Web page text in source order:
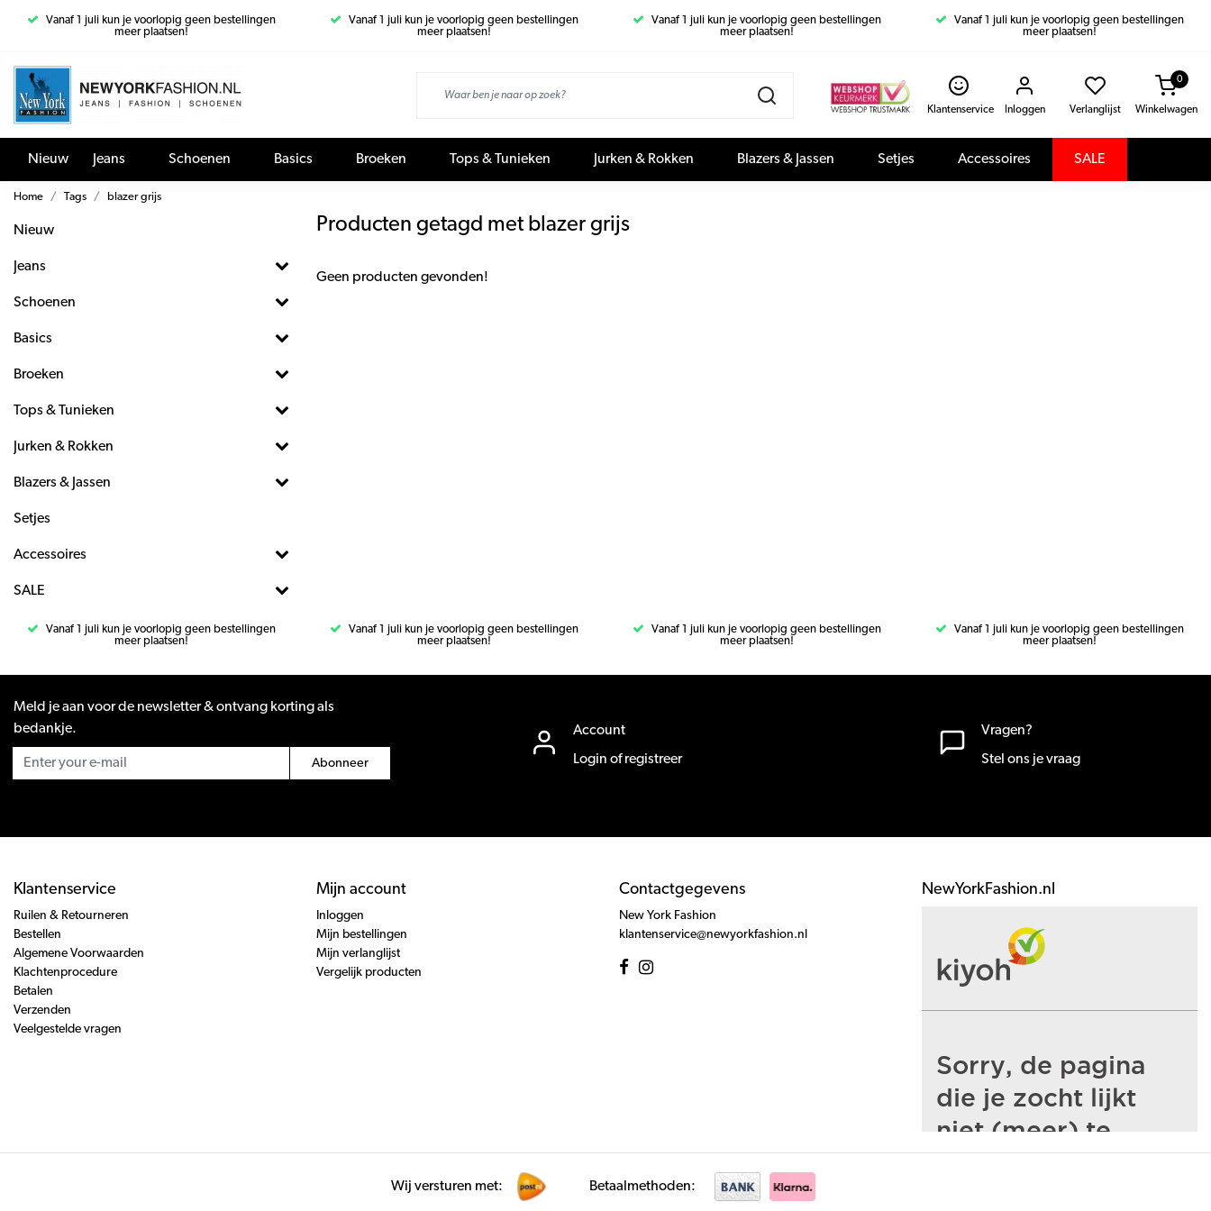
Vanaf 1 juli kun je voorlopig geen bestellingen
meer plaatsen!
Vanaf 1 juli kun je voorlopig geen bestellingen
meer plaatsen!
Vanaf 1 juli kun je voorlopig geen bestellingen
meer plaatsen!
Vanaf 1 juli kun je voorlopig geen bestellingen
meer plaatsen!
Klantenservice Inloggen Verlanglijst Winkelwagen
0
Nieuw Jeans Schoenen Basics Broeken Tops & Tunieken Jurken & Rokken Blazers & Jassen Setjes Accessoires SALE
Home Tags blazer grijs
Nieuw
Jeans
Schoenen
Basics
Broeken
Tops & Tunieken
Jurken & Rokken
Blazers & Jassen
Setjes
Accessoires
SALE
Producten getagd met blazer grijs
Geen producten gevonden!
Vanaf 1 juli kun je voorlopig geen bestellingen
meer plaatsen!
Vanaf 1 juli kun je voorlopig geen bestellingen
meer plaatsen!
Vanaf 1 juli kun je voorlopig geen bestellingen
meer plaatsen!
Vanaf 1 juli kun je voorlopig geen bestellingen
meer plaatsen!
Meld je aan voor de newsletter & ontvang korting als
bedankje.
Abonneer
Account
Login of registreer
Vragen?
Stel ons je vraag
Klantenservice
Ruilen & Retourneren
Bestellen
Algemene Voorwaarden
Klachtenprocedure
Betalen
Verzenden
Veelgestelde vragen
Mijn account
Inloggen
Mijn bestellingen
Mijn verlanglijst
Vergelijk producten
Contactgegevens
New York Fashion
klantenservice@newyorkfashion.nl
NewYorkFashion.nl
Wij versturen met: Betaalmethoden: